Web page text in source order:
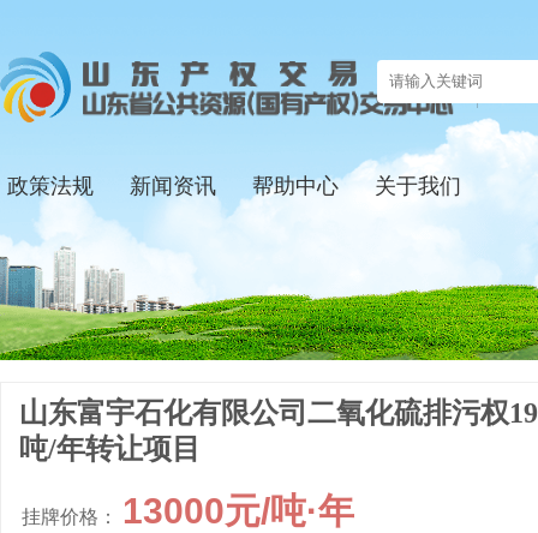
政策法规 新闻资讯 帮助中心 关于我们
山东富宇石化有限公司二氧化硫排污权
吨/年转让项目
挂牌价格： 13000元/吨·年